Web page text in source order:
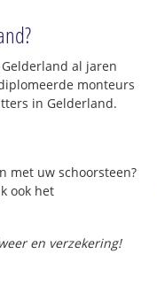
al jaren
monteurs
in Gelderland.
met uw schoorsteen?
ook het
en verzekering!